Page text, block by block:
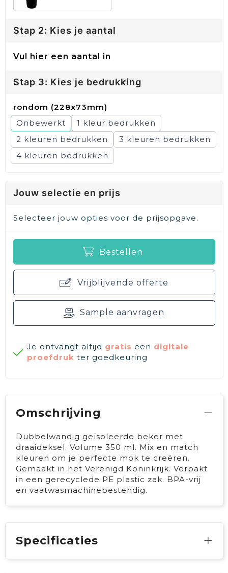
Stap 2: Kies je aantal
Vul hier een aantal in
Stap 3: Kies je bedrukking
rondom (228x73mm)
Onbewerkt
1
2
3
4
Jouw selectie en prijs
Selecteer jouw opties voor de prijsopgave.
Bestellen
Vrijblijvende offerte
Sample aanvragen
Je ontvangt altijd gratis een digitale
proefdruk ter goedkeuring
Omschrijving
Dubbelwandig geïsoleerde beker met
draaideksel. Volume 350 ml. Mix en match
kleuren om je perfecte mok te creëren.
Gemaakt in het Verenigd Koninkrijk. Verpakt
in een gerecyclede PE plastic zak. BPA-vrij
en vaatwasmachinebestendig.
Specificaties